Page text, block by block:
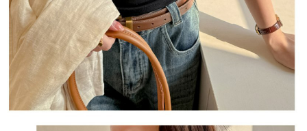
３．未成年的使用者請事先徵得法定代理人或監護人之同意方可使用
「AFTEE先享後付」，若未經同意申辦者引起之損失，本公司不負相關責
任。
４．使用「AFTEE先享後付」時，將依據個別帳號之用戶狀況，依本公司即
時審查核予不同之上限額度；若仍有額度不足之情形，本公司將視審查結果
請求用戶進行身份認證。
５．嚴禁一人註冊多個帳號或使用他人資訊註冊。若發現惡意使用之情形，
恩沛科技股份有限公司將有權停止該用戶之使用額度並採取法律行動。
宅配
每筆NT$100，滿NT$1,500(含以上)免運費
海外宅配 查看運費